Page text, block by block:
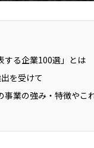
和歌山エ
する企業100選」とは
を受けて
事業の強み・特徴やこ